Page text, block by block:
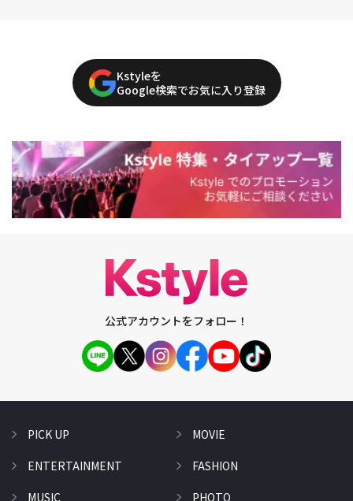
Kstyleを
Google検索でお気に入り登録
公式アカウントをフォロー！
PICK UP
ENTERTAINMENT
MUSIC
MOVIE
FASHION
PHOTO